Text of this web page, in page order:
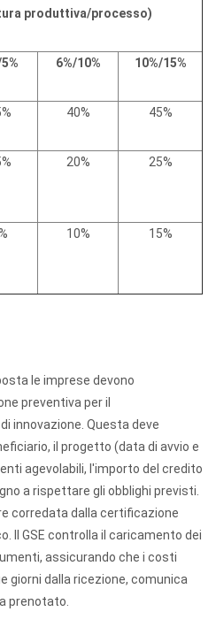
produttiva/processo)
6%/10% 10%/15%
40% 45%
20% 25%
10% 15%
le imprese devono
preventiva per il
innovazione. Questa deve
il progetto (data di avvio e
agevolabili, l'importo del credito
a rispettare gli obblighi previsti.
corredata dalla certificazione
Il GSE controlla il caricamento dei
assicurando che i costi
giorni dalla ricezione, comunica
prenotato.